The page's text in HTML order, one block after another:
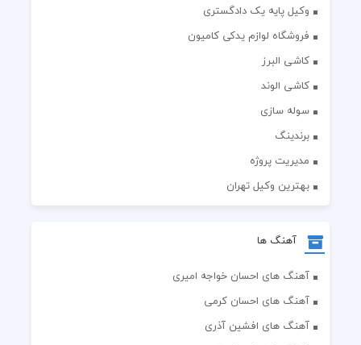
وکیل پایه یک دادگستری
فروشگاه لوازم یدکی کامیون
کاشی البرز
کاشی الوند
سوله سازی
برندینگ
مدیریت پروژه
بهترین وکیل تهران
آهنگ ها
آهنگ های احسان خواجه امیری
آهنگ های احسان کرمی
آهنگ های افشین آذری